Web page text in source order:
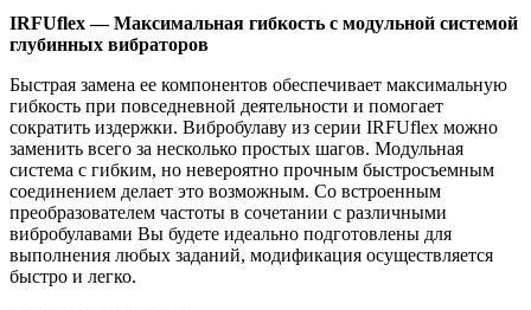
IRFUflex — Максимальная гибкость с модульной системой
глубинных вибраторов
Быстрая замена ее компонентов обеспечивает максимальную
гибкость при повседневной деятельности и помогает
сократить издержки. Вибробулаву из серии IRFUflex можно
заменить всего за несколько простых шагов. Модульная
система с гибким, но невероятно прочным быстросъемным
соединением делает это возможным. Со встроенным
преобразователем частоты в сочетании с различными
вибробулавами Вы будете идеально подготовлены для
выполнения любых заданий, модификация осуществляется
быстро и легко.